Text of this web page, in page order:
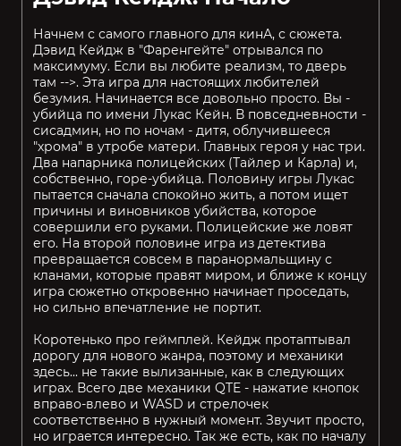
Начнем с самого главного для кинА, с сюжета.
Дэвид Кейдж в "Фаренгейте" отрывался по
максимуму. Если вы любите реализм, то дверь
там -->. Эта игра для настоящих любителей
безумия. Начинается все довольно просто. Вы -
убийца по имени Лукас Кейн. В повседневности -
сисадмин, но по ночам - дитя, облучившееся
"хрома" в утробе матери. Главных героя у нас три.
Два напарника полицейских (Тайлер и Карла) и,
собственно, горе-убийца. Половину игры Лукас
пытается сначала спокойно жить, а потом ищет
причины и виновников убийства, которое
совершили его руками. Полицейские же ловят
его. На второй половине игра из детектива
превращается совсем в паранормальщину с
кланами, которые правят миром, и ближе к концу
игра сюжетно откровенно начинает проседать,
но сильно впечатление не портит.
Коротенько про геймплей. Кейдж протаптывал
дорогу для нового жанра, поэтому и механики
здесь... не такие вылизанные, как в следующих
играх. Всего две механики QTE - нажатие кнопок
вправо-влево и WASD и стрелочек
соответственно в нужный момент. Звучит просто,
но играется интересно. Так же есть, как по началу